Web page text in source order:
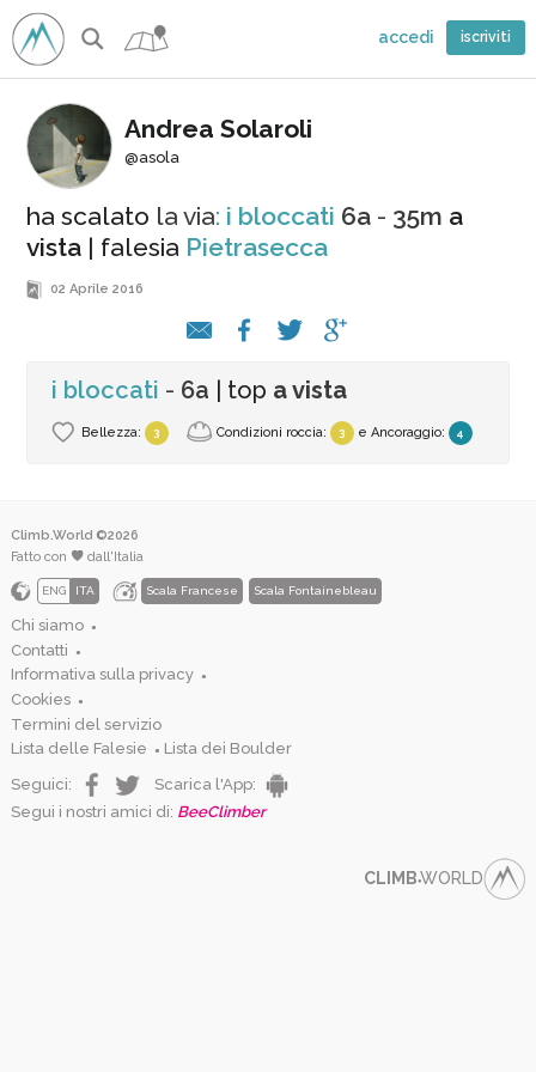
accedi iscriviti
Andrea Solaroli
@asola
ha scalato la via: i bloccati 6a - 35m a
vista | falesia Pietrasecca
02 Aprile 2016
i bloccati - 6a | top a vista
Bellezza: 3 Condizioni roccia: 3 e Ancoraggio: 4
Climb.World ©2026
Fatto con
dall'Italia
ENG ITA Scala Francese Scala Fontainebleau
Chi siamo ●
Contatti ●
Informativa sulla privacy ●
Cookies ●
Termini del servizio
Lista delle Falesie
● Lista dei Boulder
Seguici:
Scarica l'App:
Segui i nostri amici di: BeeClimber
CLIMB●WORLD